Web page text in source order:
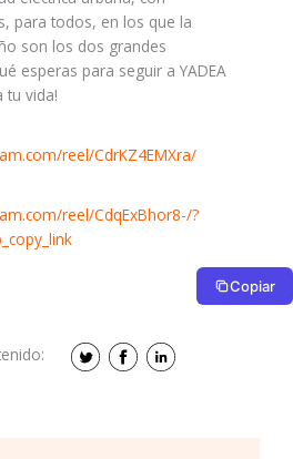
para todos, en los que la
son los dos grandes
esperas para seguir a YADEA
tu vida!
reel/CdrKZ4EMXra/
reel/CdqExBhor8-/?
Copiar